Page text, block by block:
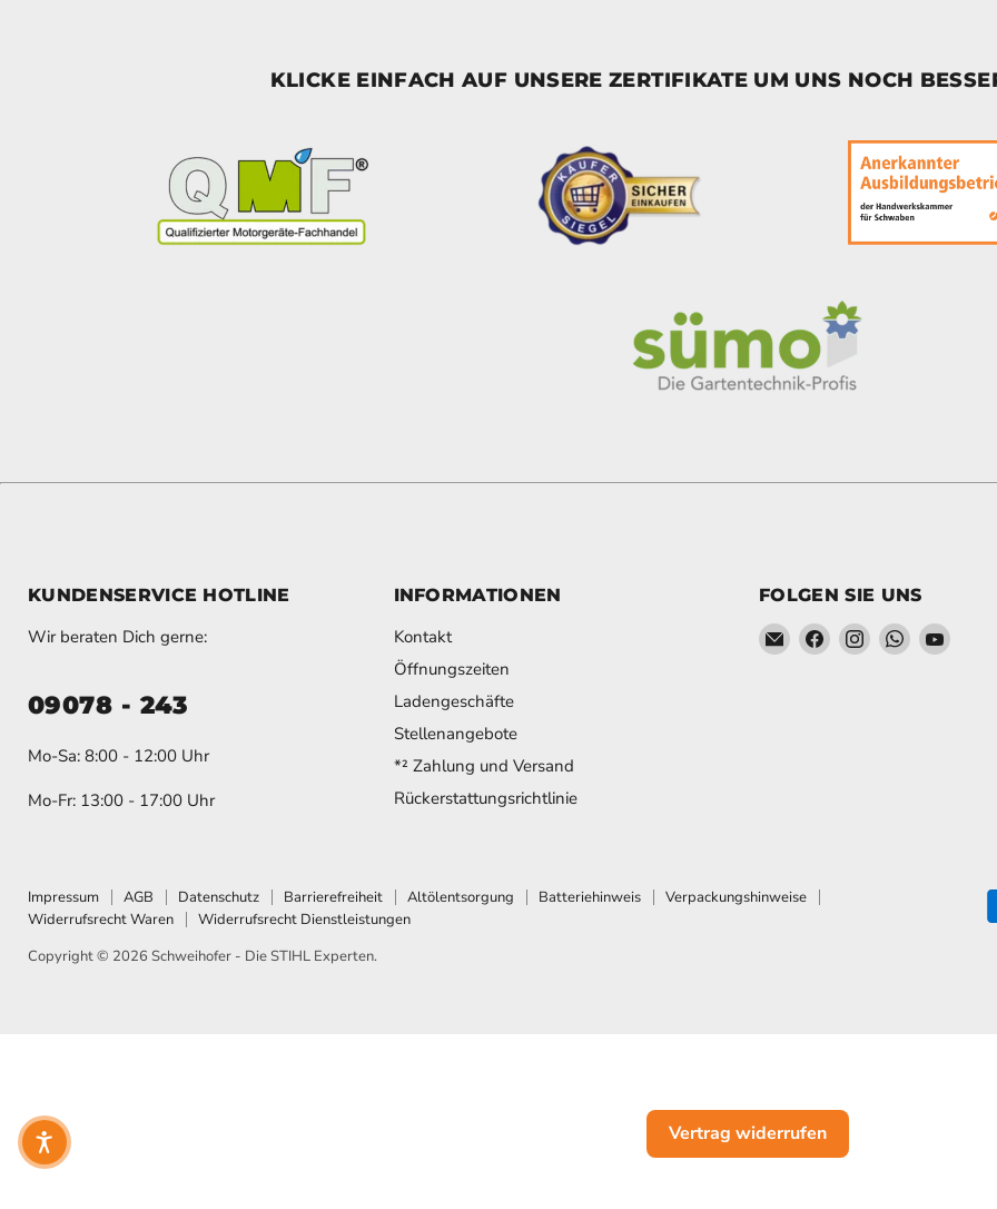
KLICKE EINFACH AUF UNSERE ZERTIFIKATE UM UNS NOCH
KUNDENSERVICE HOTLINE
Wir beraten Dich gerne:
09078 - 243
Mo-Sa: 8:00 - 12:00 Uhr
Mo-Fr: 13:00 - 17:00 Uhr
INFORMATIONEN
Kontakt
Öffnungszeiten
Ladengeschäfte
Stellenangebote
*² Zahlung und Versand
Rückerstattungsrichtlinie
FOLGEN SIE UNS
Email Schweihofer - Die
Finden Sie uns auf
Finden Sie uns
Finden Sie
Impressum AGB Datenschutz Barrierefreiheit Altölentsorgung Batteriehinweis
Verpackungshinweise
Widerrufsrecht Waren
Widerrufsrecht Dienstleistungen
Copyright © 2026 Schweihofer - Die STIHL Experten.
Vertrag widerrufen